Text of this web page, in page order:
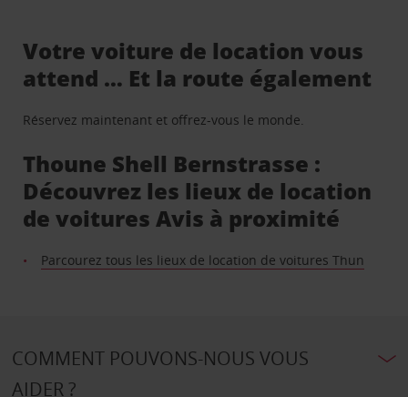
Votre voiture de location vous
attend … Et la route également
Réservez maintenant et offrez-vous le monde.
Thoune Shell Bernstrasse :
Découvrez les lieux de location
de voitures Avis à proximité
Parcourez tous les lieux de location de voitures Thun
COMMENT POUVONS-NOUS VOUS
AIDER ?